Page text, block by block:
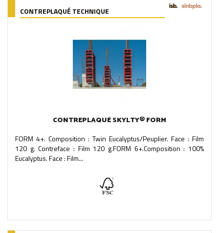
CONTREPLAQUÉ TECHNIQUE
CONTREPLAQUÉ SKYLTY® FORM
FORM 4+. Composition : Twin Eucalyptus/Peuplier. Face : Film
120 g. Contreface : Film 120 g.FORM 6+.Composition : 100%
Eucalyptus. Face : Film...